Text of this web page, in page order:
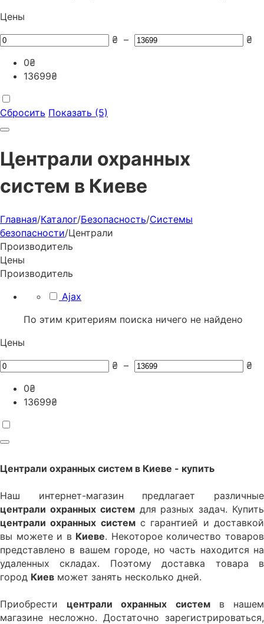
Цены
₴ –
₴
0₴
13699₴
Сбросить Показать (5)
Централи охранных
систем в Киеве
Главная/Каталог/Безопасность/Системы
безопасности/Централи
Производитель
Цены
Производитель
Ajax
По этим критериям поиска ничего не найдено
Цены
₴ –
₴
0₴
13699₴
Централи охранных систем в Киеве - купить
Наш интернет-магазин предлагает различные
централи охранных системдля разных задач. Купить
централи охранных системс гарантией и доставкой
вы можете и в Киеве. Некоторое количество товаров
представлено в вашем городе, но часть находится на
удаленных складах. Поэтому доставка товара в
город Киeв может занять несколько дней.
Приобрести централи охранных системв нашем
магазине несложно. Достаточно зарегистрироваться,